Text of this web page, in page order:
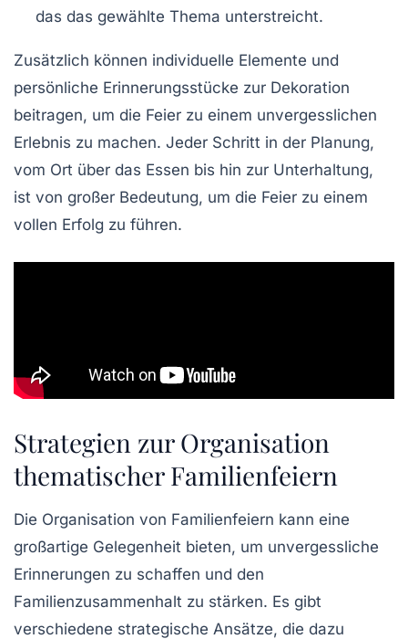
das das gewählte Thema unterstreicht.
Zusätzlich können individuelle Elemente und
persönliche Erinnerungsstücke zur Dekoration
beitragen, um die Feier zu einem unvergesslichen
Erlebnis zu machen. Jeder Schritt in der Planung,
vom Ort über das Essen bis hin zur Unterhaltung,
ist von großer Bedeutung, um die Feier zu einem
vollen Erfolg zu führen.
Strategien zur Organisation
thematischer Familienfeiern
Die Organisation von Familienfeiern kann eine
großartige Gelegenheit bieten, um unvergessliche
Erinnerungen zu schaffen und den
Familienzusammenhalt zu stärken. Es gibt
verschiedene strategische Ansätze, die dazu